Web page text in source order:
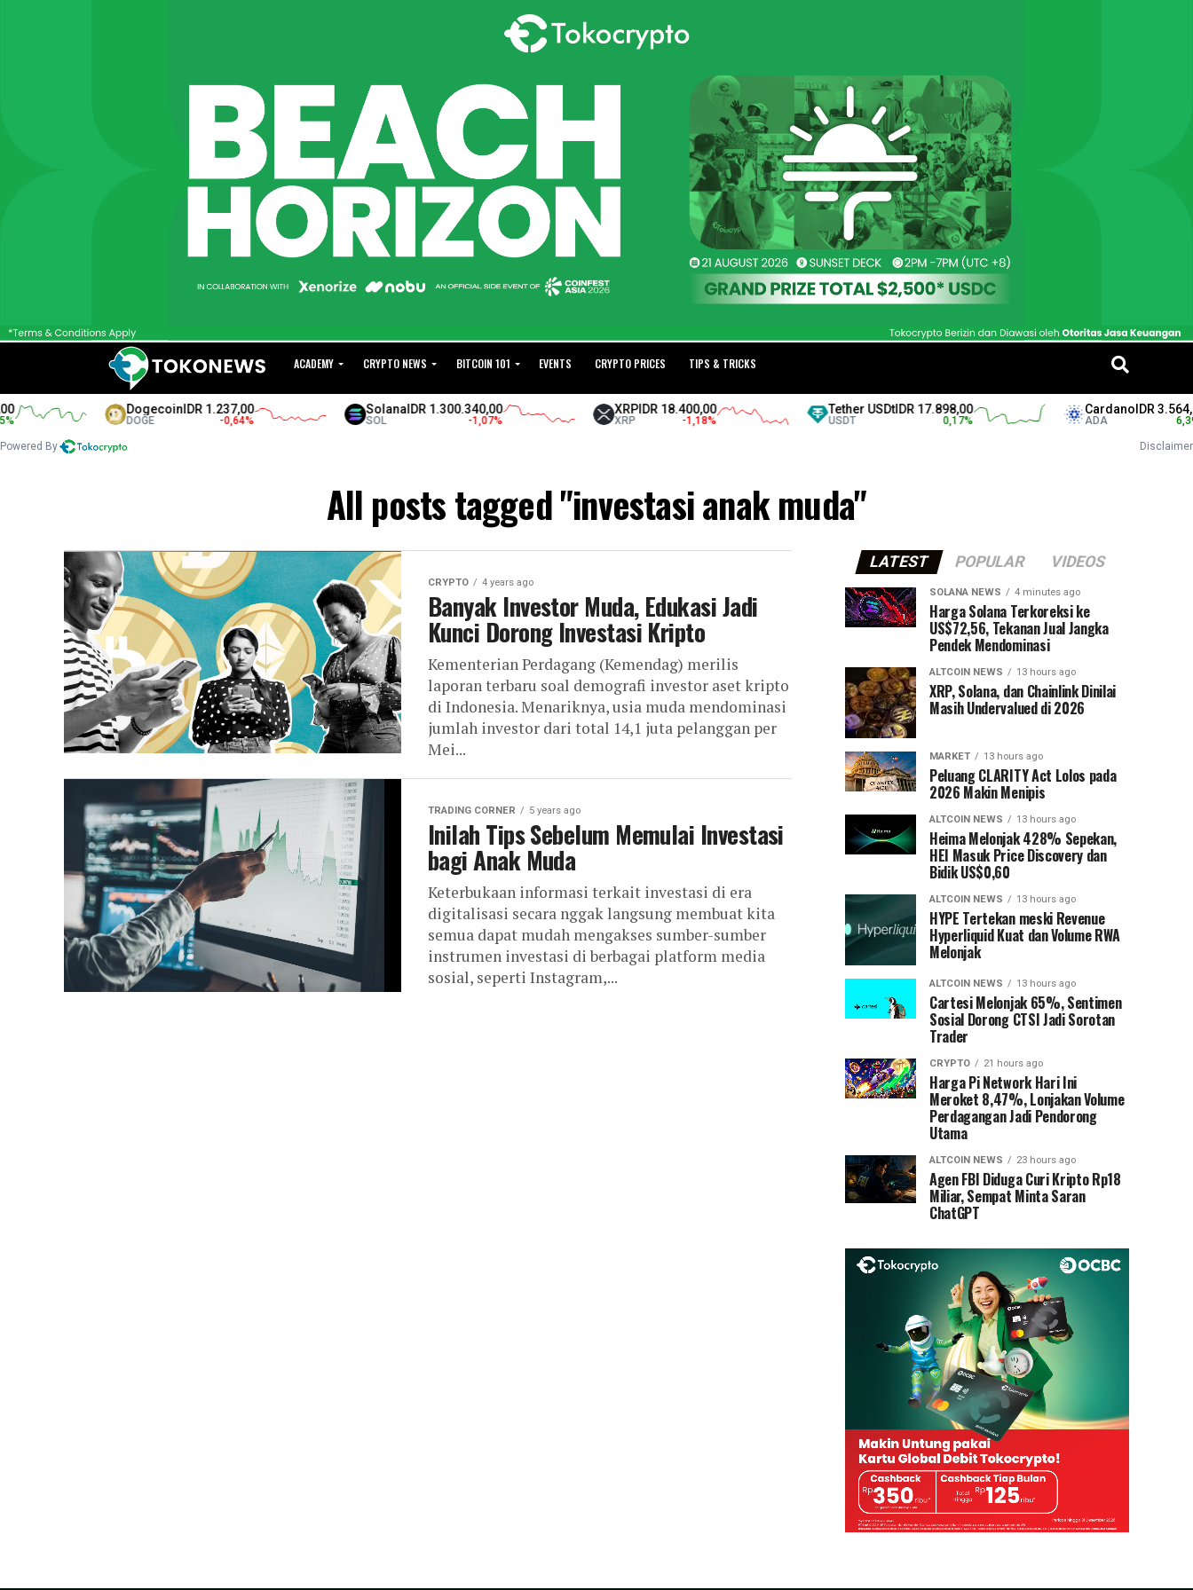
ACADEMY CRYPTO NEWS BITCOIN 101 EVENTS CRYPTO PRICES TIPS & TRICKS
DogecoinIDR 1.237,00
DOGE -0,64%
Solana IDR 1.300.340,00
SOL -1,07%
XRPIDR 18.400,00
XRP -1,18%
Tether USDtIDR 17.898,00
USDT %
CardanoIDR 3.564,00
ADA %
Powered By Disclaimer
All posts tagged "investasi anak muda"
CRYPTO 4 years ago
Banyak Investor Muda, Edukasi Jadi
Kunci Dorong Investasi Kripto
Kementerian Perdagang (Kemendag) merilis
laporan terbaru soal demografi investor aset kripto
di Indonesia. Menariknya, usia muda mendominasi
jumlah investor dari total 14,1 juta pelanggan per
Mei...
TRADING CORNER 5 years ago
Inilah Tips Sebelum Memulai Investasi
bagi Anak Muda
Keterbukaan informasi terkait investasi di era
digitalisasi secara nggak langsung membuat kita
semua dapat mudah mengakses sumber-sumber
instrumen investasi di berbagai platform media
sosial, seperti Instagram,...
LATEST POPULAR VIDEOS
SOLANA NEWS 4 minutes ago
Harga Solana Terkoreksi ke
US$72,56, Tekanan Jual Jangka
Pendek Mendominasi
ALTCOIN NEWS 13 hours ago
XRP, Solana, dan Chainlink Dinilai
Masih Undervalued di 2026
MARKET 13 hours ago
Peluang CLARITY Act Lolos pada
2026 Makin Menipis
ALTCOIN NEWS 13 hours ago
Heima Melonjak 428% Sepekan,
HEI Masuk Price Discovery dan
Bidik US$0,60
ALTCOIN NEWS 13 hours ago
HYPE Tertekan meski Revenue
Hyperliquid Kuat dan Volume RWA
Melonjak
ALTCOIN NEWS 13 hours ago
Cartesi Melonjak 65%, Sentimen
Sosial Dorong CTSI Jadi Sorotan
Trader
CRYPTO 21 hours ago
Harga Pi Network Hari Ini
Meroket 8,47%, Lonjakan Volume
Perdagangan Jadi Pendorong
Utama
ALTCOIN NEWS 23 hours ago
Agen FBI Diduga Curi Kripto Rp18
Miliar, Sempat Minta Saran
ChatGPT